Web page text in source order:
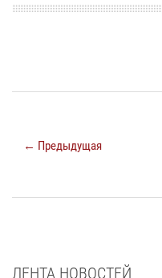
← Предыдущая
ЛЕНТА НОВОСТЕЙ